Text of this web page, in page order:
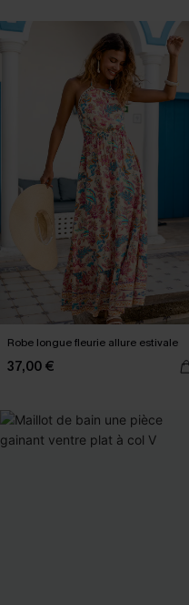
Robe longue fleurie allure estivale
37,00 €